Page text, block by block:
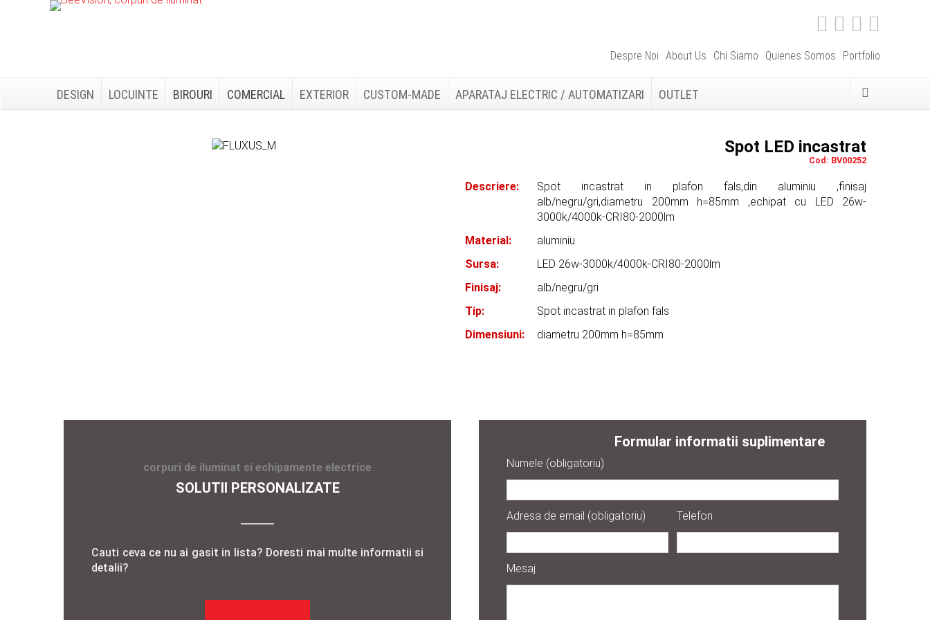
Despre Noi About Us Chi Siamo Quienes Somos Portfolio
DESIGN LOCUINTE BIROURI COMERCIAL EXTERIOR CUSTOM-MADE APARATAJ ELECTRIC / AUTOMATIZARI OUTLET
Spot LED incastrat
Cod: BV00252
Descriere:
Spot incastrat in plafon fals,din aluminiu ,finisaj
alb/negru/gri,diametru 200mm h=85mm ,echipat cu LED 26w-
3000k/4000k-CRI80-2000lm
Material:
aluminiu
Sursa:
LED 26w-3000k/4000k-CRI80-2000lm
Finisaj:
alb/negru/gri
Tip:
Spot incastrat in plafon fals
Dimensiuni:
diametru 200mm h=85mm
corpuri de iluminat si echipamente electrice
SOLUTII PERSONALIZATE
Cauti ceva ce nu ai gasit in lista? Doresti mai multe informatii si
detalii?
Formular informatii suplimentare
Numele (obligatoriu)
Adresa de email (obligatoriu) Telefon
Mesaj